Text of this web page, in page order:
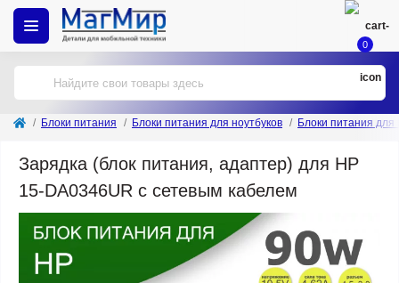
0
Блоки питания Блоки питания для ноутбуков Блоки питания для
Зарядка (блок питания, адаптер) для HP
15-DA0346UR с сетевым кабелем